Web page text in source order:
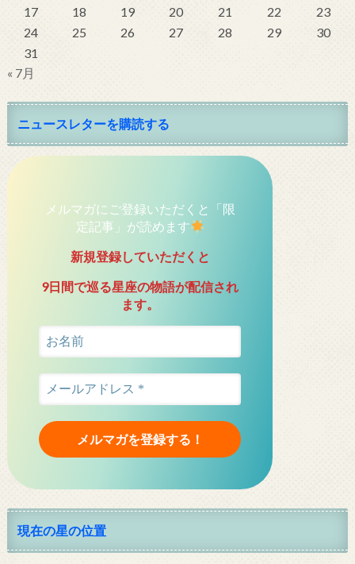
17
18 19 20 21 22
23
24
25 26 27 28 29
30
31
« 7月
ニュースレターを購読する
メルマガにご登録いただくと「限
定記事」が読めます
新規登録していただくと
9日間で巡る星座の物語が配信され
ます。
現在の星の位置